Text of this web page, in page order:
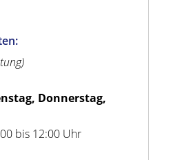
Donnerstag,
bis 12:00 Uhr